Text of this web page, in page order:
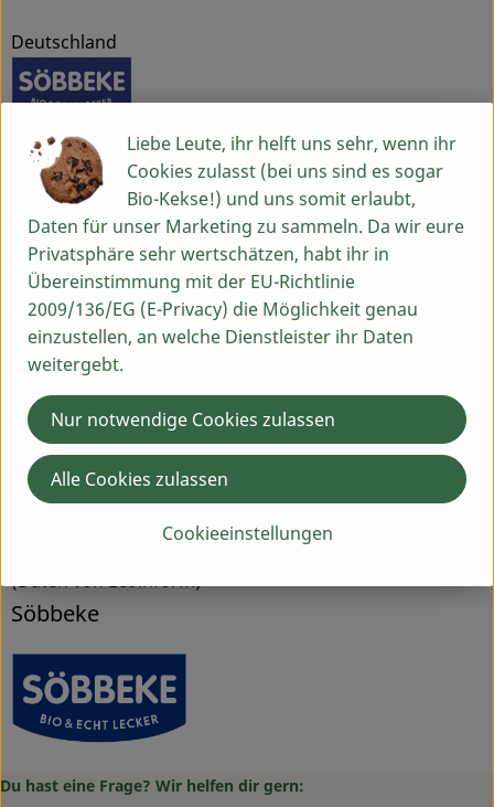
Deutschland
Molkerei Söbbeke GmbH
D 48599 Gronau-Epe
Söbbeke: Bio-Genuss aus dem Münsterland
Seit der Gründung der Biomolkerei Söbbeke 1988 durch
Paul Söbbeke heißt es: Bio aus Leidenschaft. Mit
Herzblut und Begeisterung produziert die Biomolkerei
Söbbeke aus Gronau im Münsterland seit über 35
Jahren hochwertige und genussvolle Bio-Produkte –
Geschmack und Genussgarantie. Nachhaltiges Handeln
und höchste Qualitäts­ansprüche prägen dabei das
Söbbeke Denken und sind in der Firmenphilosophie fest
verankert – zum Wohl von Tier, Mensch und Natur.
Kontrollnummer DE-NW-501-EU
(Daten von Ecoinform)
Söbbeke
Du hast eine Frage? Wir helfen dir gern:
Liebe Leute, ihr helft uns sehr, wenn ihr
Cookies zulasst (bei uns sind es sogar
Bio-Kekse!) und uns somit erlaubt,
Daten für unser Marketing zu sammeln. Da wir eure
Privatsphäre sehr wertschätzen, habt ihr in
Übereinstimmung mit der EU-Richtlinie
2009/136/EG (E-Privacy) die Möglichkeit genau
einzustellen, an welche Dienstleister ihr Daten
weitergebt.
Cookieeinstellungen
Nur notwendige Cookies zulassen
Alle Cookies zulassen